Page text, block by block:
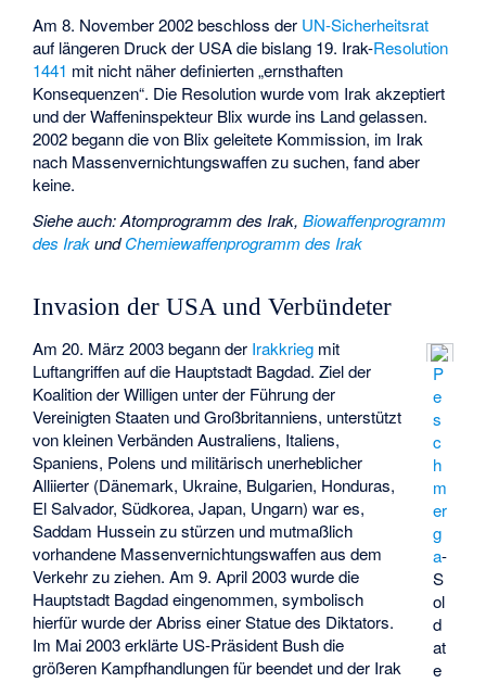
Am 8. November 2002 beschloss der UN-Sicherheitsrat
auf längeren Druck der USA die bislang 19. Irak-Resolution
1441 mit nicht näher definierten „ernsthaften
Konsequenzen“. Die Resolution wurde vom Irak akzeptiert
und der Waffeninspekteur Blix wurde ins Land gelassen.
2002 begann die von Blix geleitete Kommission, im Irak
nach Massenvernichtungswaffen zu suchen, fand aber
keine.
Siehe auch:Atomprogramm des Irak,Biowaffenprogramm
des IrakundChemiewaffenprogramm des Irak
Invasion der USA und Verbündeter
P
e
s
c
h
m
er
g
a-
S
ol
d
at
e
Am 20. März 2003 begann der Irakkrieg mit
Luftangriffen auf die Hauptstadt Bagdad. Ziel der
Koalition der Willigen unter der Führung der
Vereinigten Staaten und Großbritanniens, unterstützt
von kleinen Verbänden Australiens, Italiens,
Spaniens, Polens und militärisch unerheblicher
Alliierter (Dänemark, Ukraine, Bulgarien, Honduras,
El Salvador, Südkorea, Japan, Ungarn) war es,
Saddam Hussein zu stürzen und mutmaßlich
vorhandene Massenvernichtungswaffen aus dem
Verkehr zu ziehen. Am 9. April 2003 wurde die
Hauptstadt Bagdad eingenommen, symbolisch
hierfür wurde der Abriss einer Statue des Diktators.
Im Mai 2003 erklärte US-Präsident Bush die
größeren Kampfhandlungen für beendet und der Irak